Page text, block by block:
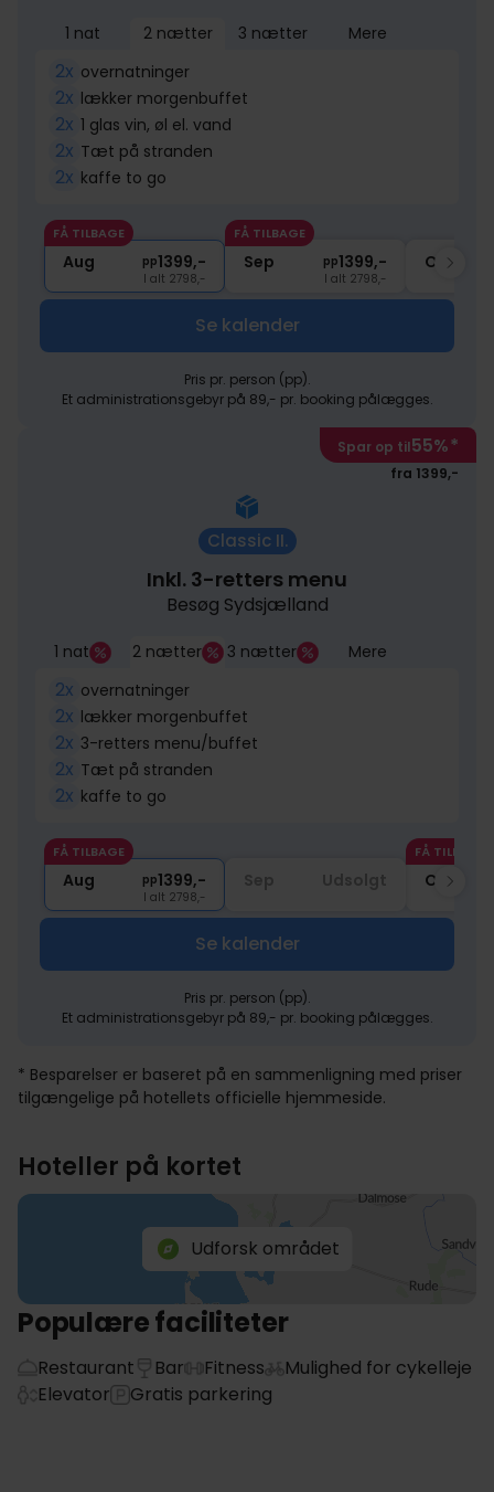
1 nat 2 nætter 3 nætter Mere
2x overnatninger
2x lækker morgenbuffet
2x 1 glas vin, øl el. vand
2x Tæt på stranden
2x kaffe to go
FÅ TILBAGE
Aug pp1399,-
I alt 2798,-
FÅ TILBAGE
Sep pp1399,-
I alt 2798,-
Okt
Se kalender
Pris pr. person (pp).
Et administrationsgebyr på 89,- pr. booking pålægges.
Spar op til55%*
fra 1399,-
Classic II.
Inkl. 3-retters menu
Besøg Sydsjælland
1 nat 2 nætter 3 nætter Mere
2x overnatninger
2x lækker morgenbuffet
2x 3-retters menu/buffet
2x Tæt på stranden
2x kaffe to go
FÅ TILBAGE
Aug pp1399,-
I alt 2798,-
FÅ TILBAGE
Okt
Se kalender
Pris pr. person (pp).
Et administrationsgebyr på 89,- pr. booking pålægges.
* Besparelser er baseret på en sammenligning med priser
tilgængelige på hotellets officielle hjemmeside.
Hoteller på kortet
Udforsk området
Populære faciliteter
Restaurant Bar Fitness
Mulighed for cykelleje
Elevator
Gratis parkering